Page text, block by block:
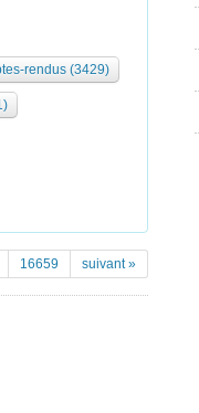
rendus (3429)
16659 suivant »